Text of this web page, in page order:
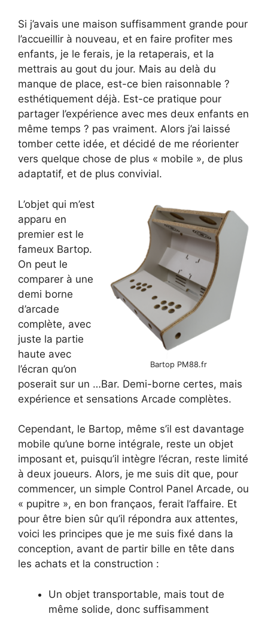
Si j’avais une maison suffisamment grande pour
l’accueillir à nouveau, et en faire profiter mes
enfants, je le ferais, je la retaperais, et la
mettrais au gout du jour. Mais au delà du
manque de place, est-ce bien raisonnable ?
esthétiquement déjà. Est-ce pratique pour
partager l’expérience avec mes deux enfants en
même temps ? pas vraiment. Alors j’ai laissé
tomber cette idée, et décidé de me réorienter
vers quelque chose de plus « mobile », de plus
adaptatif, et de plus convivial.
Bartop PM88.fr
L’objet qui m’est
apparu en
premier est le
fameux Bartop.
On peut le
comparer à une
demi borne
d’arcade
complète, avec
juste la partie
haute avec
l’écran qu’on
poserait sur un …Bar. Demi-borne certes, mais
expérience et sensations Arcade complètes.
Cependant, le Bartop, même s’il est davantage
mobile qu’une borne intégrale, reste un objet
imposant et, puisqu’il intègre l’écran, reste limité
à deux joueurs. Alors, je me suis dit que, pour
commencer, un simple Control Panel Arcade, ou
« pupitre », en bon françaos, ferait l’affaire. Et
pour être bien sûr qu’il répondra aux attentes,
voici les principes que je me suis fixé dans la
conception, avant de partir bille en tête dans
les achats et la construction :
Un objet transportable, mais tout de
même solide, donc suffisamment